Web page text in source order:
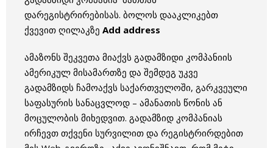
დარეგისტრირებისას. ბოლოს დააკლიკებთ
ქვევით ღილაკზე Add address
ამაზონს შეკვეთა მიაქვს გადამზიდი კომპანიის
ამერიკულ მისამართზე და შემდეგ უკვე
გადამზიდს ჩამოაქვს საქართველოში, გარკვეული
საფასურის სანაცვლოდ – ამანათის წონის ან
მოცულობის მიხედვით. გადამზიდ კომპანიას
ირჩევთ თქვენი სურვილით და რეგისტრირდებით